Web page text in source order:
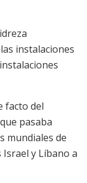
instalaciones
facto del
pasaba
mundiales de
y Líbano a